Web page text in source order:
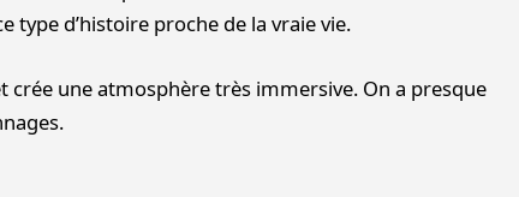
d’histoire proche de la vraie vie.
une atmosphère très immersive. On a presque